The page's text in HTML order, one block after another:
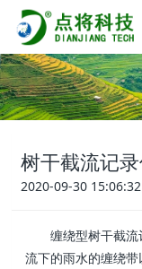
树干截流记
2020-09-30 15:06:32
缠绕型树干截流
流下的雨水的缠绕带